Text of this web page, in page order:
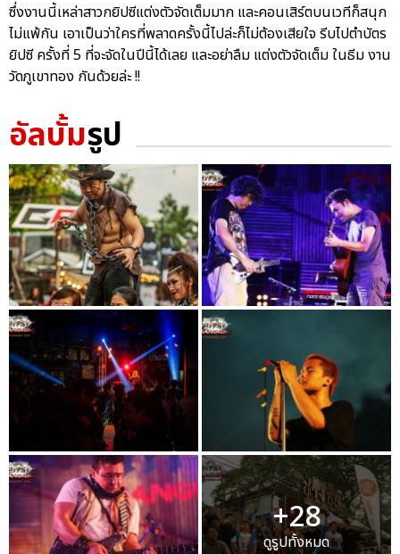
ซึ่งงานนี้เหล่าสาวกยิปซีแต่งตัวจัดเต็มมาก และคอนเสิร์ตบนเวทีก็สนุก
ไม่แพ้กัน เอาเป็นว่าใครที่พลาดครั้งนี้ไปล่ะก็ไม่ต้องเสียใจ รีบไปตำบัตร
ยิปซี ครั้งที่ 5 ที่จะจัดในปีนี้ได้เลย และอย่าลืม แต่งตัวจัดเต็ม ในธีม งาน
วัดภูเขาทอง กันด้วยล่ะ !!
อัลบั้มรูป
+28
ดูรูปทั้งหมด